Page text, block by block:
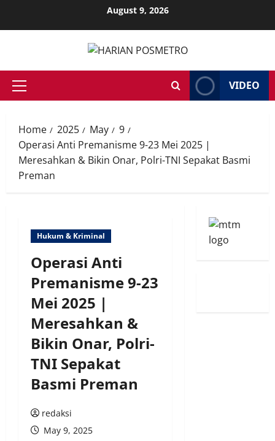
August 9, 2026
Primary
VIDEO
Home 2025 May
9
Operasi Anti Premanisme 9-23 Mei 2025 |
Meresahkan & Bikin Onar, Polri-TNI Sepakat Basmi
Preman
Hukum & Kriminal
Operasi Anti
Premanisme 9-23
Mei 2025 |
Meresahkan &
Bikin Onar, Polri-
TNI Sepakat
Basmi Preman
redaksi
May 9, 2025